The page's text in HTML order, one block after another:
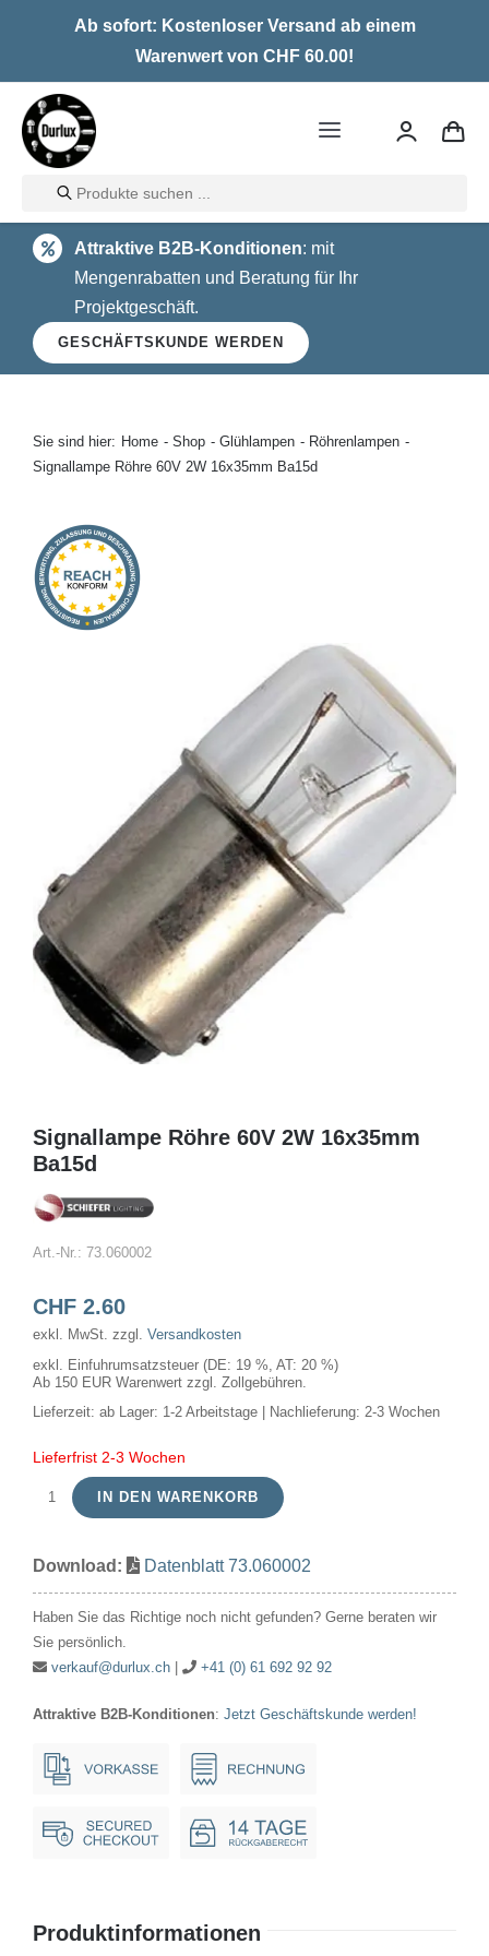
Ab sofort: Kostenloser Versand ab einem
Warenwert von CHF 60.00!
Toggle
Home
LED
Halogen
Glühlampen
Kontakt
Products
search
Attraktive B2B-Konditionen: mit
Mengenrabatten und Beratung für Ihr
Projektgeschäft.
GESCHÄFTSKUNDE WERDEN
Sie sind hier: Home Shop Glühlampen
Röhrenlampen
Signallampe Röhre 60V 2W 16x35mm Ba15d
Signallampe Röhre 60V 2W 16x35mm
Ba15d
Art.-Nr.: 73.060002
CHF2.60
exkl. MwSt. zzgl. Versandkosten
exkl. Einfuhrumsatzsteuer (DE: 19 %, AT: 20 %)
Ab 150 EUR Warenwert zzgl. Zollgebühren.
Lieferzeit: ab Lager: 1-2 Arbeitstage | Nachlieferung: 2-3 Wochen
Lieferfrist 2-3 Wochen
Signallampe
60V
16x35mm
Ba15d
IN DEN WARENKORB
Download: Datenblatt 73.060002
Haben Sie das Richtige noch nicht gefunden? Gerne beraten wir
Sie persönlich.
verkauf@durlux.ch| +41 (0) 61 692 92 92
Attraktive B2B-Konditionen: Jetzt Geschäftskunde werden!
Produktinformationen